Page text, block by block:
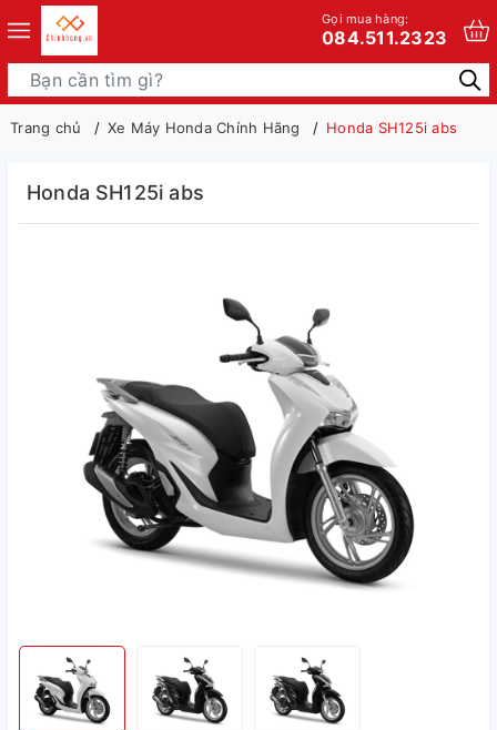
Gọi mua hàng:
084.511.2323
Trang chủ Xe Máy Honda Chính Hãng Honda SH125i abs
Honda SH125i abs